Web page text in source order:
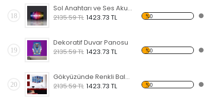
18
Sol Anahtarı ve Ses Akustik Frekansı Forex Tablo
2135.59 TL 1423.73 TL %0
19
Dekoratif Duvar Panosu
2135.59 TL 1423.73 TL %0
20
Gökyüzünde Renkli Balonlar Forex Tablo
2135.59 TL 1423.73 TL %0